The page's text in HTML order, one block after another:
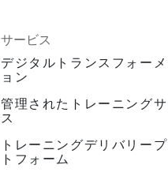
サービス
デジタルトランスフォー
ョン
管理されたトレーニング
ス
トレーニングデリバリー
トフォーム